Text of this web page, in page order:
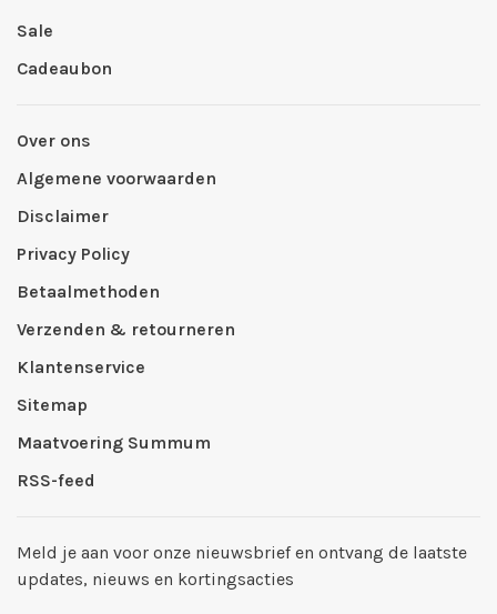
Sale
Cadeaubon
Over ons
Algemene voorwaarden
Disclaimer
Privacy Policy
Betaalmethoden
Verzenden & retourneren
Klantenservice
Sitemap
Maatvoering Summum
RSS-feed
Meld je aan voor onze nieuwsbrief en ontvang de laatste
updates, nieuws en kortingsacties